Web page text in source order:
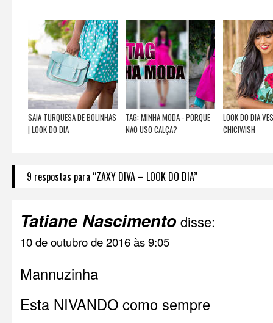
SAIA TURQUESA DE BOLINHAS
| LOOK DO DIA
TAG: MINHA MODA - PORQUE
NÃO USO CALÇA?
LOOK DO DIA
CHICIWISH
9 respostas para “ZAXY DIVA – LOOK DO DIA”
Tatiane Nascimento disse:
10 de outubro de 2016 às 9:05
Mannuzinha
Esta NIVANDO como sempre